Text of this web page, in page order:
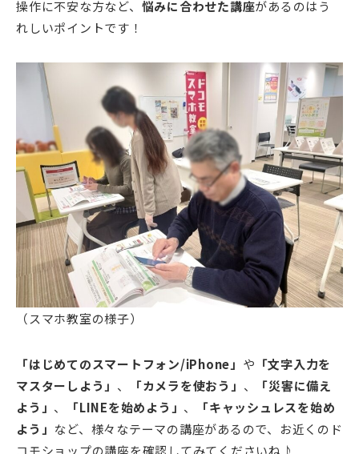
操作に不安な方など、 悩みに合わせた講座があるのはう
れしいポイントです！
（スマホ教室の様子）
「はじめてのスマートフォン/iPhone」 や 「文字入力を
マスターしよう」 、 「カメラを使おう」 、
「災害に備え
よう」 、 「LINEを始めよう」 、
「キャッシュレスを始め
よう」 など、様々なテーマの講座があるので、お近くのド
コモショップの講座を確認してみてくださいね♪